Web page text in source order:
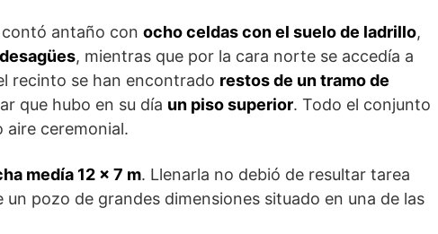
antaño con ocho celdas con el suelo de ladrillo,
, mientras que por la cara norte se accedía a
recinto se han encontrado restos de un tramo de
que hubo en su día un piso superior. Todo el conjunto
aire ceremonial.
medía 12 x 7 m. Llenarla no debió de resultar tarea
pozo de grandes dimensiones situado en una de las